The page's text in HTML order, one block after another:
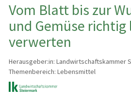
Vom Blatt bis zur
und Gemüse richtig
verwerten
Herausgeber:in: Landwirtschaftskammer
Themenbereich: Lebensmittel